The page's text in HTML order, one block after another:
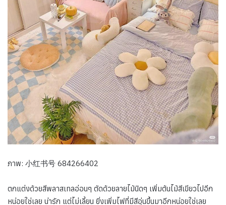
ภาพ: 小红书号 684266402
ตกแต่งด้วยสีพลาสเทลอ่อนๆ ตัดด้วยลายไม้นิดๆ เพิ่มต้นไม้สีเขียวไปอีก
หน่อยใช่เลย น่ารัก แต่ไม่เลี้ยน ยิ่งเพิ่มไฟที่มีสีอุ่นขึ้นมาอีกหน่อยใช่เลย